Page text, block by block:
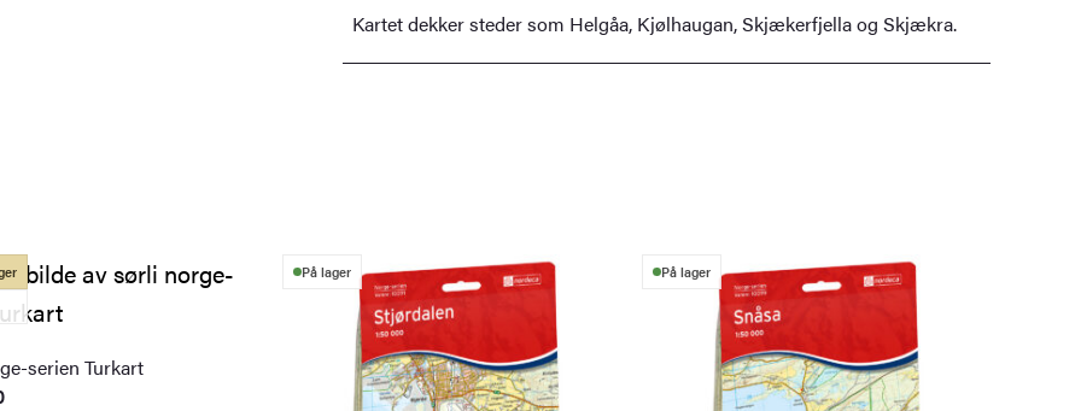
Kartet dekker steder som Helgåa, Kjølhaugan, Skjækerfjella og Skjækra.
serien Turkart
På lager På lager